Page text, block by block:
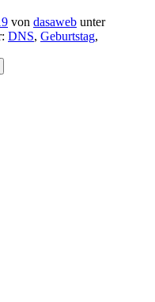
von dasaweb unter
DNS, Geburtstag,